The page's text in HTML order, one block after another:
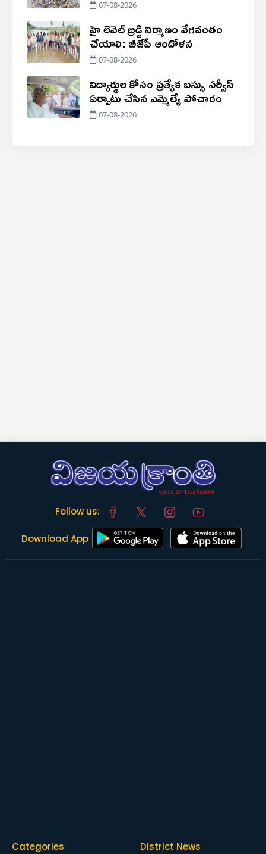
07-08-2026
హై లెవెల్ బ్రిడ్జి నిర్మాణం వేగవంతం
చేయాలి: బీజేపీ ఆందోళన
07-08-2026
విద్యార్థుల కోసం ప్రత్యేక బస్సు సర్వీస్
ఏర్పాటు చేసిన ఎమ్మెల్యే పోచారం
07-08-2026
Follow us:
Download App
Categories District News